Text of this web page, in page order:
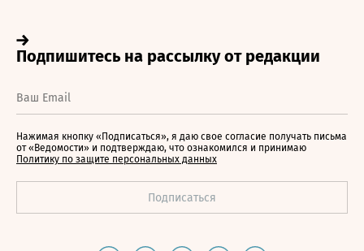
Нажимая кнопку «Подписаться», я даю свое согласие получать письма
от «Ведомости» и подтверждаю, что ознакомился и принимаю
Политику по защите персональных данных